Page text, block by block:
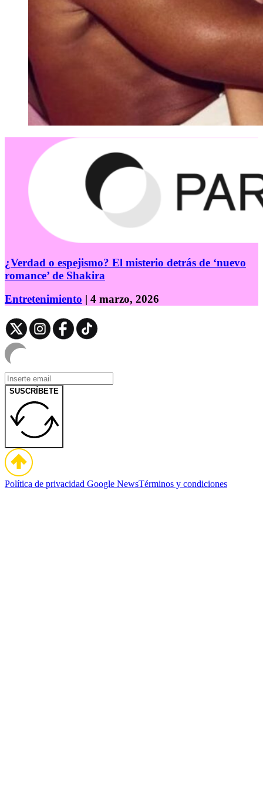
¿Verdad o espejismo? El misterio detrás de ‘nuevo
romance’ de Shakira
Entretenimiento | 4 marzo, 2026
SUSCRÍBETE
Política de privacidad Google NewsTérminos y condiciones